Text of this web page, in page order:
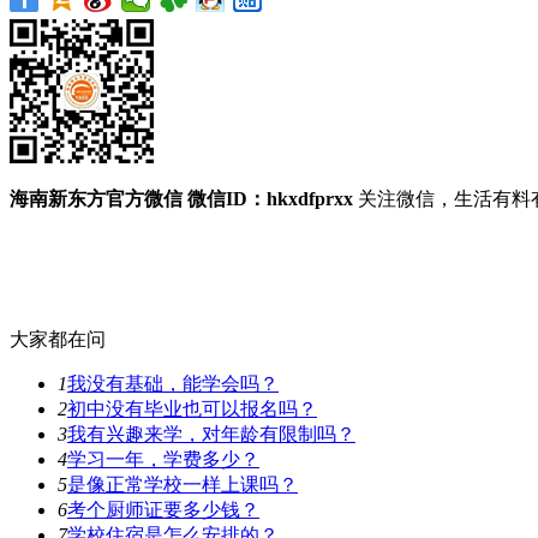
海南新东方官方微信 微信ID：hkxdfprxx 关注微信，生活有料
大家都在问
1我没有基础，能学会吗？
2初中没有毕业也可以报名吗？
3我有兴趣来学，对年龄有限制吗？
4学习一年，学费多少？
5是像正常学校一样上课吗？
6考个厨师证要多少钱？